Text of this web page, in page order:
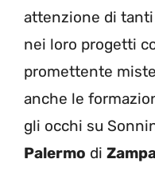
attenzione di
nei loro progetti
promettente
anche le
gli occhi su
Palermo di